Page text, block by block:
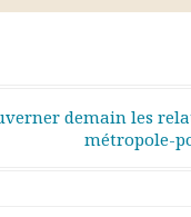
demain les
métropole-